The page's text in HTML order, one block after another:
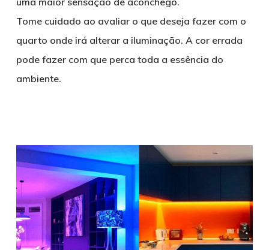
Tome cuidado ao avaliar o que deseja fazer com o
quarto onde irá alterar a iluminação. A cor errada
pode fazer com que perca toda a essência do
ambiente.